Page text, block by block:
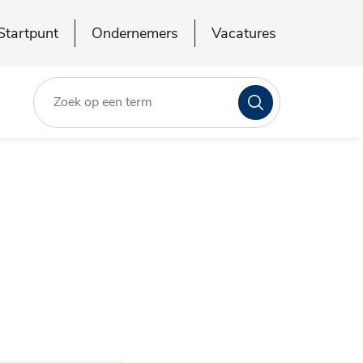
Ondernemers Vacatures
Zoeken